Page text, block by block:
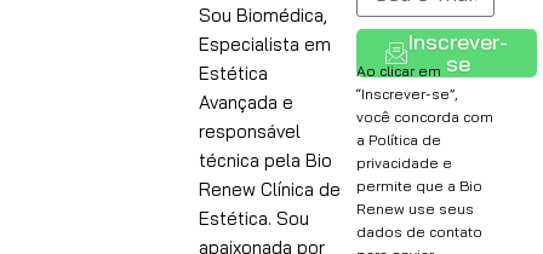
Sou Biomédica,
Especialista em
Estética
Avançada e
responsável
técnica pela Bio
Renew Clínica de
Estética. Sou
apaixonada por
Inscrever-
se
Ao clicar em
“Inscrever-se”,
você concorda com
a Política de
privacidade e
permite que a Bio
Renew use seus
dados de contato